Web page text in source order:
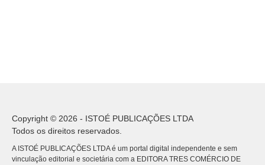
Copyright © 2026 - ISTOÉ PUBLICAÇÕES LTDA
Todos os direitos reservados.
A ISTOÉ PUBLICAÇÕES LTDA é um portal digital independente e sem
vinculação editorial e societária com a EDITORA TRES COMÉRCIO DE